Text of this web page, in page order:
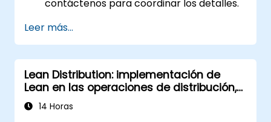
contáctenos para coordinar los detalles.
Leer más...
Lean Distribution: implementación de
Lean en las operaciones de distribución,
logística y cadena de suministro
14 Horas